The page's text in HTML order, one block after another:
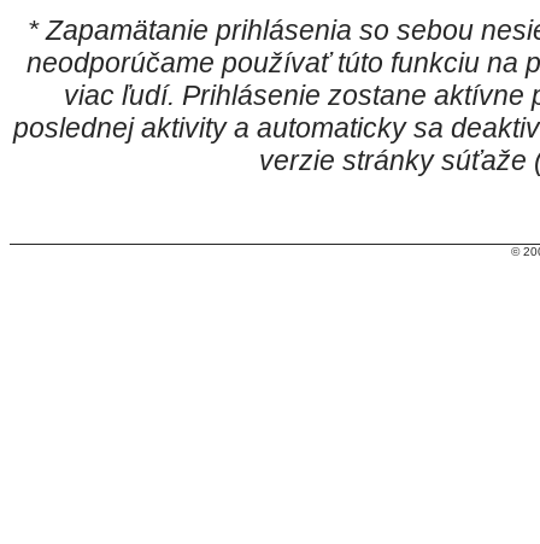
* Zapamätanie prihlásenia so sebou
neodporúčame používať túto funkciu na
viac ľudí. Prihlásenie zostane aktívne
poslednej aktivity a automaticky sa
verzie stránky súťaže
©